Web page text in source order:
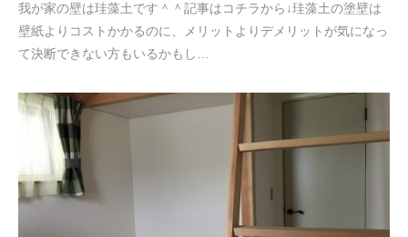
我が家の壁は珪藻土です＾＾記事はコチラから↓珪藻土の塗壁は
壁紙よりコストかかるのに、メリットよりデメリットが気になっ
て決断できない方もいるかもし…